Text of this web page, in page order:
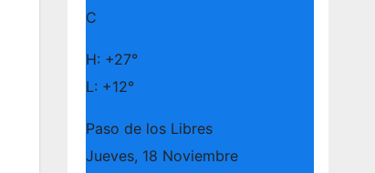
C
H: +27°
L: +12°
Paso de los Libres
Jueves, 18 Noviembre